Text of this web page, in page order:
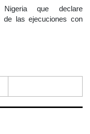
que declare
de las ejecuciones con